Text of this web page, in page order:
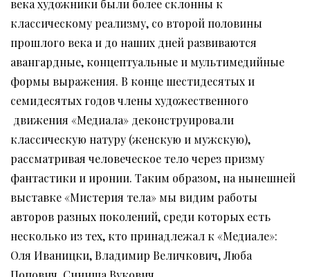
века художники были более склонны к
классическому реализму, со второй половины
прошлого века и до наших дней развиваются
авангардные, концептуальные и мультимедийные
формы выражения. В конце шестидесятых и
семидесятых годов члены художественного
движения «Медиала» деконструировали
классическую натуру (женскую и мужскую),
рассматривая человеческое тело через призму
фантастики и иронии. Таким образом, на нынешней
выставке «Мистерия тела» мы видим работы
авторов разных поколений, среди которых есть
несколько из тех, кто принадлежал к «Медиале»:
Оля Иваницки, Владимир Величкович, Люба